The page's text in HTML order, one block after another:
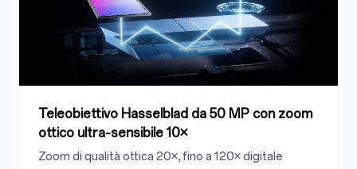
Teleobiettivo Hasselblad da 50 MP con zoom
ottico ultra‑sensibile 10×
Zoom di qualità ottica 20×, fino a 120× digitale